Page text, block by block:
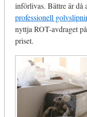
införlivas. Bättre är då
professionell
nyttja ROT-avdraget
priset.